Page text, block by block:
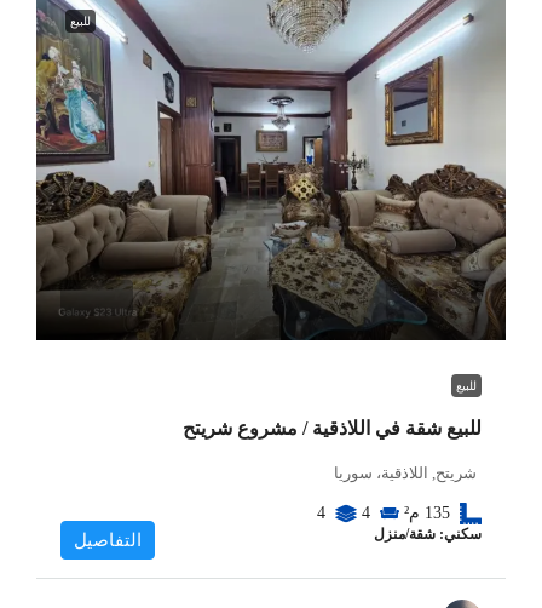
للبيع
للبيع
للبيع شقة في اللاذقية / مشروع شريتح
شريتح, اللاذقية، سوريا
135 م² 4
4
سكني: شقة/منزل التفاصيل